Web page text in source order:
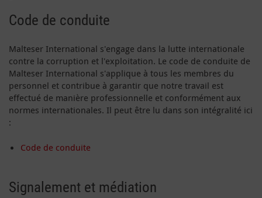
Code de conduite
Malteser International s'engage dans la lutte internationale
contre la corruption et l'exploitation. Le code de conduite de
Malteser International s'applique à tous les membres du
personnel et contribue à garantir que notre travail est
effectué de manière professionnelle et conformément aux
normes internationales. Il peut être lu dans son intégralité ici
:
Code de conduite
Signalement et médiation